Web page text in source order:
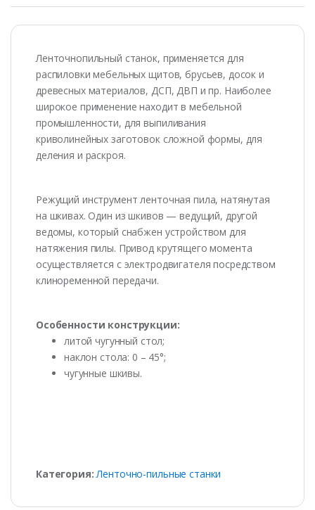
Ленточнопильный станок, применяется для
распиловки мебельных щитов, брусьев, досок и
древесных материалов, ДСП, ДВП и пр. Наиболее
широкое применение находит в мебельной
промышленности, для выпиливания
криволинейных заготовок сложной формы, для
деления и раскроя.
Режущий инструмент ленточная пила, натянутая
на шкивах. Один из шкивов — ведущий, другой
ведомы, который снабжен устройством для
натяжения пилы. Привод крутящего момента
осуществляется с электродвигателя посредством
клиноременной передачи.
Особенности конструкции:
литой чугунный стол;
наклон стола: 0 – 45°;
чугунные шкивы.
Категория:Ленточно-пильные станки